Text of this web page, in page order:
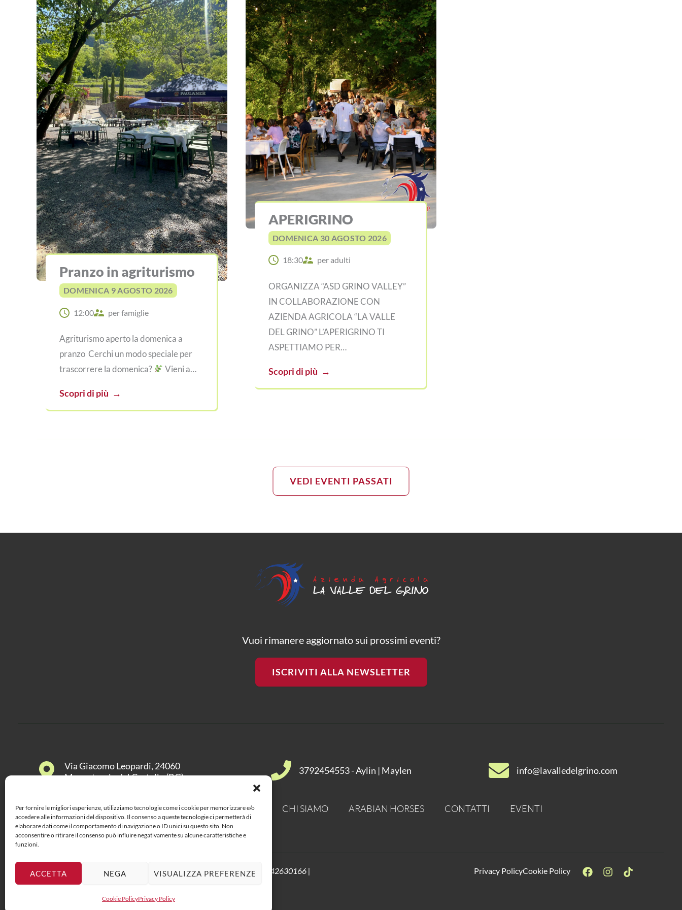
Per fornire le migliori esperienze, utilizziamo tecnologie come i cookie per memorizzare e/o
accedere alle informazioni del dispositivo. Il consenso a queste tecnologie ci permetterà di
elaborare dati come il comportamento di navigazione o ID unici su questo sito. Non
acconsentire o ritirare il consenso può influire negativamente su alcune caratteristiche e
funzioni.
ACCETTA NEGA VISUALIZZA PREFERENZE
Cookie PolicyPrivacy Policy
Pranzo in agriturismo
DOMENICA 9 AGOSTO 2026
12:00 per famiglie
Agriturismo aperto la domenica a
pranzo Cerchi un modo speciale per
trascorrere la domenica?
Vieni a…
Scopri di più →
APERIGRINO
DOMENICA 30 AGOSTO 2026
18:30 per adulti
ORGANIZZA “ASD GRINO VALLEY”
IN COLLABORAZIONE CON
AZIENDA AGRICOLA “LA VALLE
DEL GRINO” L’APERIGRINO TI
ASPETTIAMO PER…
Scopri di più →
VEDI EVENTI PASSATI
Vuoi rimanere aggiornato sui prossimi eventi?
ISCRIVITI ALLA NEWSLETTER
Via Giacomo Leopardi, 24060
Monasterolo del Castello (BG)
3792454553 - Aylin | Maylen info@lavalledelgrino.com
HOME COSA FACCIAMO CHI SIAMO ARABIAN HORSES CONTATTI EVENTI
Copyright © 2026 -P.IVA di Gonzalez Pardo Jacquelinne Marlene: 03842630166 |
A.S.D Grino Valley P.IVA: 04560060164
daart-p.it
Privacy PolicyCookie Policy